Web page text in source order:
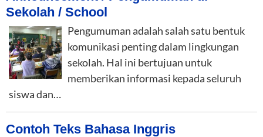
Sekolah / School
Pengumuman adalah salah satu bentuk
komunikasi penting dalam lingkungan
sekolah. Hal ini bertujuan untuk
memberikan informasi kepada seluruh
siswa dan…
Contoh Teks Bahasa Inggris